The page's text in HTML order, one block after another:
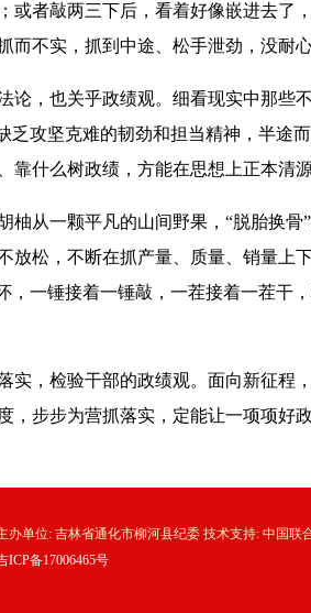
或者敲两三下后，看着好像嵌进去了
而不实，抓到中途、松手泄劲，没耐
论，也关乎政绩观。细看现实中那些
乏攻坚克难的韧劲和担当精神，半
靠什么树政绩，方能在思想上正本清
柚从一颗平凡的山间野果，“脱胎换
放松，不断在抓产量、质量、销量上
，一锤接着一锤敲，一茬接着一茬干
实，检验干部的政绩观。面向新征程
，步步为营抓落实，定能让一项项好
办单位: 吉林省通化市柳河县纪委 技术支持: 中国联
ICP备17006465号